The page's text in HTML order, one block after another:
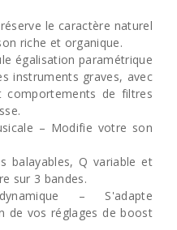
le caractère naturel
riche et organique.
égalisation paramétrique
instruments graves, avec
comportements de filtres
– Modifie votre son
balayables, Q variable et
sur 3 bandes.
– S'adapte
de vos réglages de boost